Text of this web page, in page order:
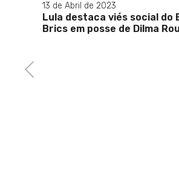
Previous
13 de Abril de 2023
Lula destaca viés social do
Brics em posse de Dilma